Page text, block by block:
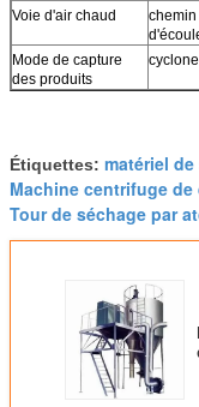
Voie d'air chaud
chemin
Mode de capture
des produits
cyclone
Étiquettes: matériel
Machine centrifuge
Tour de séchage par